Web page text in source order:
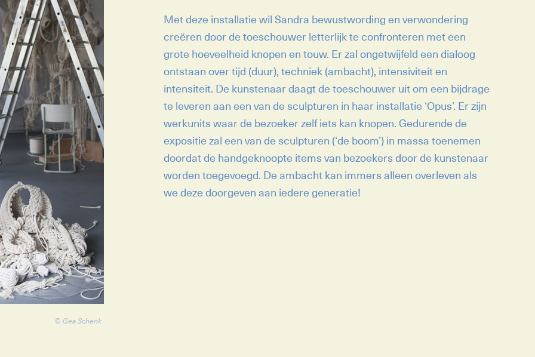
© Gea Schenk
Met deze installatie wil Sandra bewustwording en verwondering
creëren door de toeschouwer letterlijk te confronteren met een
grote hoeveelheid knopen en touw. Er zal ongetwijfeld een dialoog
ontstaan over tijd (duur), techniek (ambacht), intensiviteit en
intensiteit. De kunstenaar daagt de toeschouwer uit om een bijdrage
te leveren aan een van de sculpturen in haar installatie ‘Opus’. Er zijn
werkunits waar de bezoeker zelf iets kan knopen. Gedurende de
expositie zal een van de sculpturen (‘de boom’) in massa toenemen
doordat de handgeknoopte items van bezoekers door de kunstenaar
worden toegevoegd. De ambacht kan immers alleen overleven als
we deze doorgeven aan iedere generatie!